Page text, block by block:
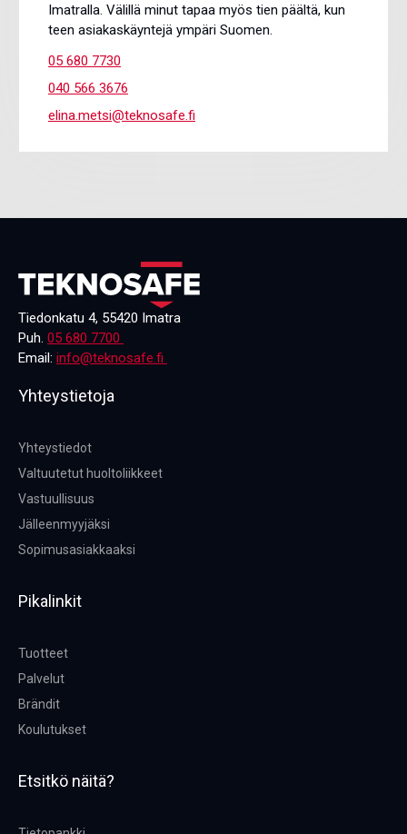
Imatralla. Välillä minut tapaa myös tien päältä, kun
teen asiakaskäyntejä ympäri Suomen.
05 680 7730
040 566 3676
elina.metsi@teknosafe.fi
Tiedonkatu 4, 55420 Imatra
Puh. 05 680 7700
Email: info@teknosafe.fi
Yhteystietoja
Yhteystiedot
Valtuutetut huoltoliikkeet
Vastuullisuus
Jälleenmyyjäksi
Sopimusasiakkaaksi
Pikalinkit
Tuotteet
Palvelut
Brändit
Koulutukset
Etsitkö näitä?